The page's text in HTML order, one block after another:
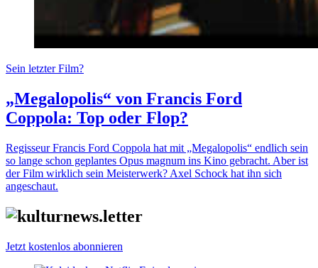
Sein letzter Film?
„Megalopolis“ von Francis Ford
Coppola: Top oder Flop?
Regisseur Francis Ford Coppola hat mit „Megalopolis“ endlich sein
so lange schon geplantes Opus magnum ins Kino gebracht. Aber ist
der Film wirklich sein Meisterwerk? Axel Schock hat ihn sich
angeschaut.
Jetzt kostenlos abonnieren